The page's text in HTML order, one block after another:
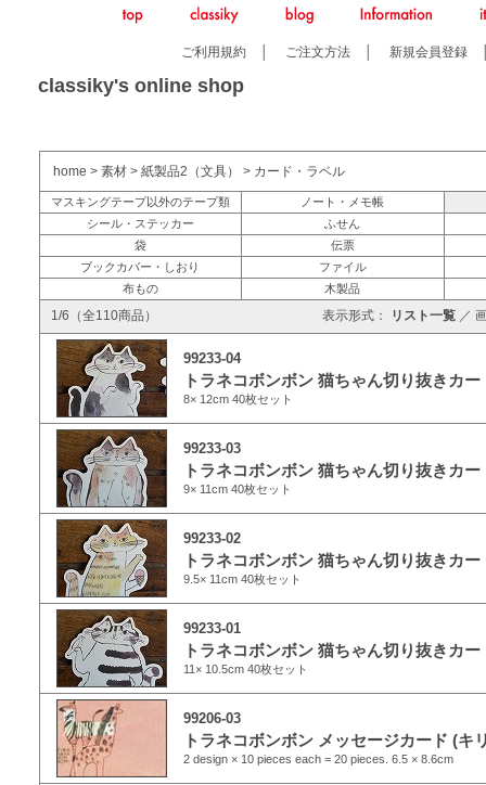
ご利用規約 ご注文方法 新規会員登録
classiky's online shop
home > 素材 > 紙製品2（文具） > カード・ラベル
マスキングテープ以外のテープ類
ノート・メモ帳
シール・ステッカー
ふせん
袋
伝票
ブックカバー・しおり
ファイル
布もの
木製品
1/6（全110商品） 表示形式： リスト一覧 ／
99233-04
トラネコボンボン 猫ちゃん切り抜きカー
8× 12cm 40枚セット
99233-03
トラネコボンボン 猫ちゃん切り抜きカー
9× 11cm 40枚セット
99233-02
トラネコボンボン 猫ちゃん切り抜きカー
9.5× 11cm 40枚セット
99233-01
トラネコボンボン 猫ちゃん切り抜きカー
11× 10.5cm 40枚セット
99206-03
トラネコボンボン メッセージカード (キ
2 design × 10 pieces each = 20 pieces. 6.5 × 8.6cm